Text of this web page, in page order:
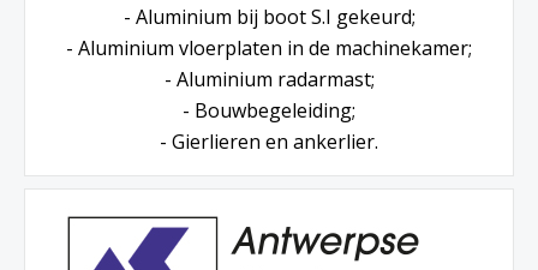
- Aluminium bij boot S.I gekeurd;
- Aluminium vloerplaten in de machinekamer;
- Aluminium radarmast;
- Bouwbegeleiding;
- Gierlieren en ankerlier.